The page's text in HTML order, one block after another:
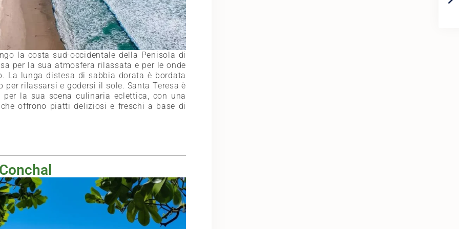
la costa sud-occidentale della Penisola di
per la sua atmosfera rilassata e per le onde
La lunga distesa di sabbia dorata è bordata
rilassarsi e godersi il sole. Santa Teresa è
la sua scena culinaria eclettica, con una
offrono piatti deliziosi e freschi a base di